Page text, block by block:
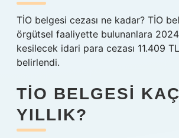
TİO belgesi cezası ne kadar? TİO
örgütsel faaliyette bulunanlara 2024
kesilecek idari para cezası 11.409
belirlendi.
TIO BELGESI KAÇ
YILLIK?